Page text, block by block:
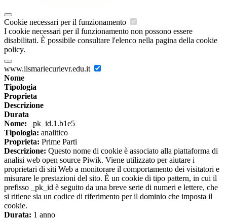
Cookie necessari per il funzionamento
I cookie necessari per il funzionamento non possono essere
disabilitati. È possibile consultare l'elenco nella pagina della cookie
policy.
www.iismariecurievr.edu.it
Nome
Tipologia
Proprieta
Descrizione
Durata
Nome: _pk_id.1.b1e5
Tipologia: analitico
Proprieta: Prime Parti
Descrizione: Questo nome di cookie è associato alla piattaforma di
analisi web open source Piwik. Viene utilizzato per aiutare i
proprietari di siti Web a monitorare il comportamento dei visitatori e
misurare le prestazioni del sito. È un cookie di tipo pattern, in cui il
prefisso _pk_id è seguito da una breve serie di numeri e lettere, che
si ritiene sia un codice di riferimento per il dominio che imposta il
cookie.
Durata: 1 anno